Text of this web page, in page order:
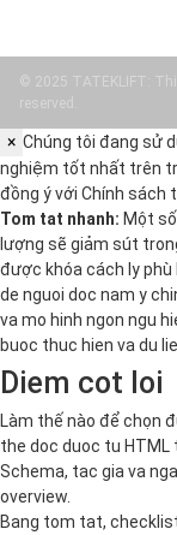
© 2025 TATEKLIFT:
reserved.
× Chúng tôi đang sử
nghiệm tốt nhất trên
đồng ý với Chính sách
Tom tat nhanh: Một
lượng sẽ giảm sút
được khóa cách ly phù
de nguoi doc nam y
va mo hinh ngon ngu
buoc thuc hien va du
Diem cot loi
Làm thế nào để chọn
the doc duoc tu HTML
Schema, tac gia va
overview.
Bang tom tat,